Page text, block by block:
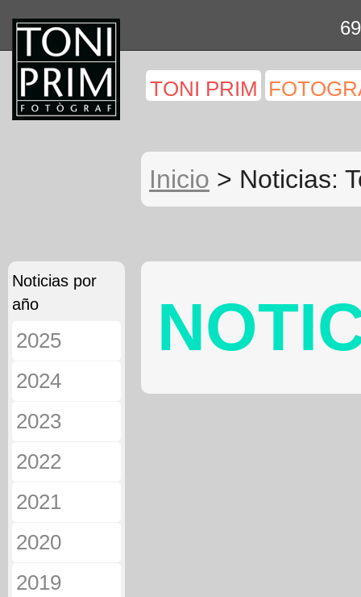
TONI PRIM
Inicio > Noticias:
Noticias por
año
2025
2024
2023
2022
2021
2020
2019